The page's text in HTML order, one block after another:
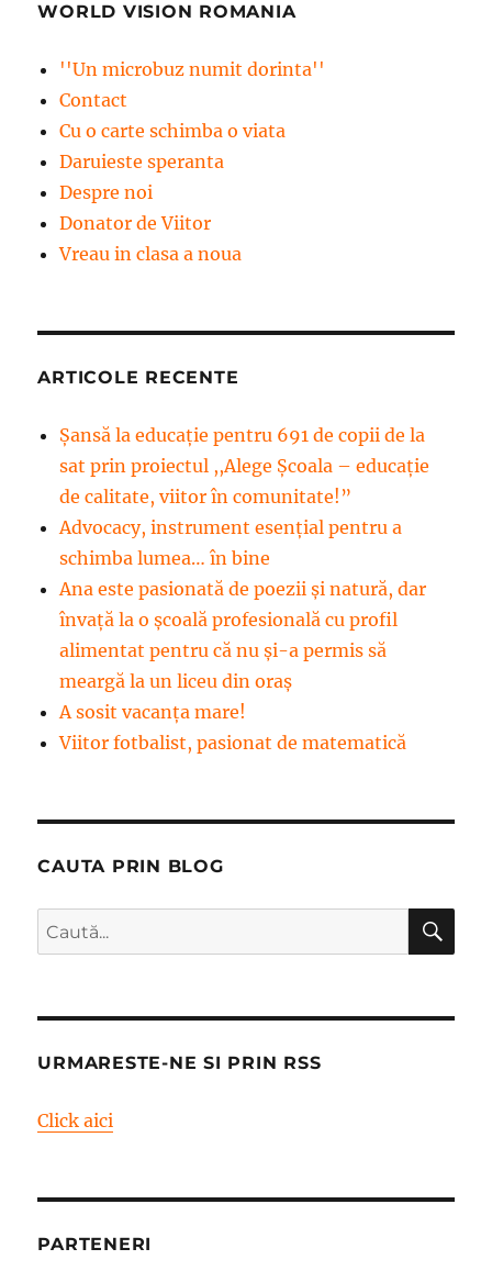
WORLD VISION ROMANIA
''Un microbuz numit dorinta''
Contact
Cu o carte schimba o viata
Daruieste speranta
Despre noi
Donator de Viitor
Vreau in clasa a noua
ARTICOLE RECENTE
Șansă la educație pentru 691 de copii de la
sat prin proiectul ,,Alege Școala – educație
de calitate, viitor în comunitate!”
Advocacy, instrument esenţial pentru a
schimba lumea… în bine
Ana este pasionată de poezii și natură, dar
învață la o școală profesională cu profil
alimentat pentru că nu și-a permis să
meargă la un liceu din oraș
A sosit vacanța mare!
Viitor fotbalist, pasionat de matematică
CAUTA PRIN BLOG
Caută
după:
URMARESTE-NE SI PRIN RSS
Click aici
PARTENERI